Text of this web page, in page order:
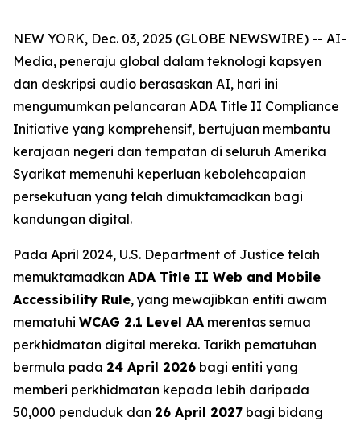
NEW YORK, Dec. 03, 2025 (GLOBE NEWSWIRE) -- AI-
Media, peneraju global dalam teknologi kapsyen
dan deskripsi audio berasaskan AI, hari ini
mengumumkan pelancaran ADA Title II Compliance
Initiative yang komprehensif, bertujuan membantu
kerajaan negeri dan tempatan di seluruh Amerika
Syarikat memenuhi keperluan kebolehcapaian
persekutuan yang telah dimuktamadkan bagi
kandungan digital.
Pada April 2024, U.S. Department of Justice telah
memuktamadkan ADA Title II Web and Mobile
Accessibility Rule, yang mewajibkan entiti awam
mematuhi WCAG 2.1 Level AA merentas semua
perkhidmatan digital mereka. Tarikh pematuhan
bermula pada 24 April 2026 bagi entiti yang
memberi perkhidmatan kepada lebih daripada
50,000 penduduk dan 26 April 2027 bagi bidang